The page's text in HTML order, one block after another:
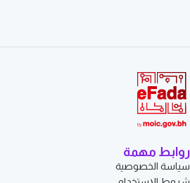
روابط مهمة
سياسة الخصوصية